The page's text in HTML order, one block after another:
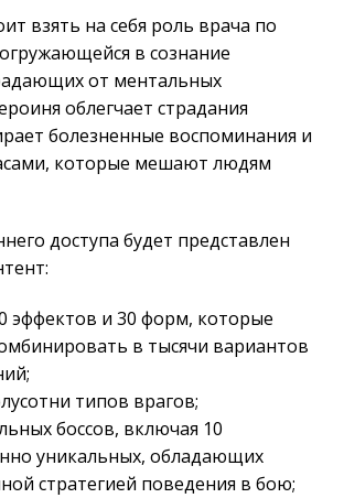
взять на себя роль врача по
в сознание
от ментальных
облегчает страдания
болезненные воспоминания и
которые мешают людям
доступа будет представлен
эффектов и 30 форм, которые
в тысячи вариантов
типов врагов;
боссов, включая 10
уникальных, обладающих
стратегией поведения в бою;